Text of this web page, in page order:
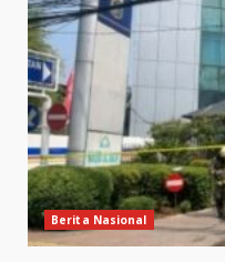
Berita Nasional